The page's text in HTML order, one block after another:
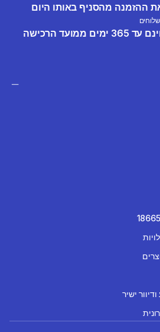
ההזמנה מהסניף באותו היום
הרכישה
ישיר